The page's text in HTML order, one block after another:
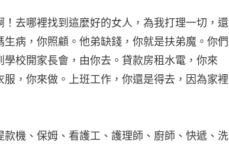
去哪裡找到這麼好的女人，為我打理一切，還
病，你照顧。他弟缺錢，你就是扶弟魔。你們
校開家長會，由你去。貸款房租水電，你來
，你來做。上班工作，你還是得去，因為家裡
款機、保姆、看護工、護理師、廚師、快遞、洗